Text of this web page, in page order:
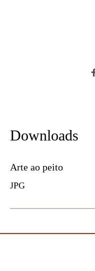
Downloads
Download
Arte ao peito
JPG